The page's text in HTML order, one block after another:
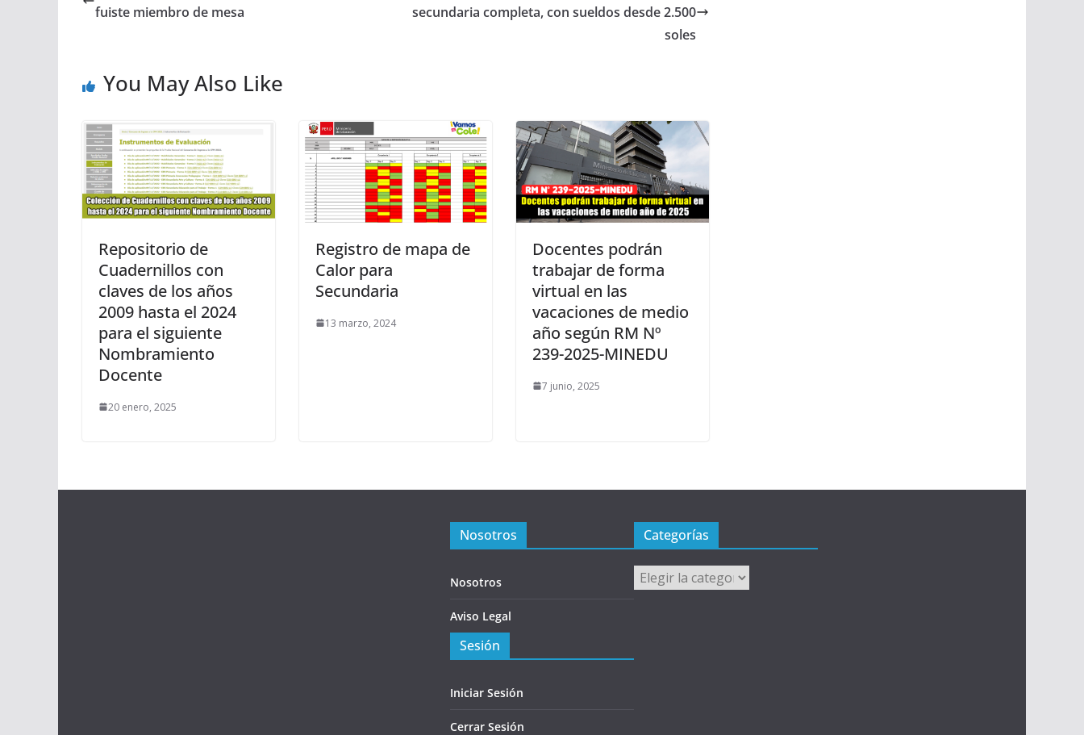
fuiste miembro de mesa
secundaria completa, con sueldos desde 2.500
soles
You May Also Like
Repositorio de
Cuadernillos con
claves de los años
2009 hasta el 2024
para el siguiente
Nombramiento
Docente
20 enero, 2025
Registro de mapa de
Calor para
Secundaria
13 marzo, 2024
Docentes podrán
trabajar de forma
virtual en las
vacaciones de medio
año según RM Nº
239-2025-MINEDU
7 junio, 2025
Nosotros
Nosotros
Aviso Legal
Sesión
Iniciar Sesión
Cerrar Sesión
Categorías
Categorías